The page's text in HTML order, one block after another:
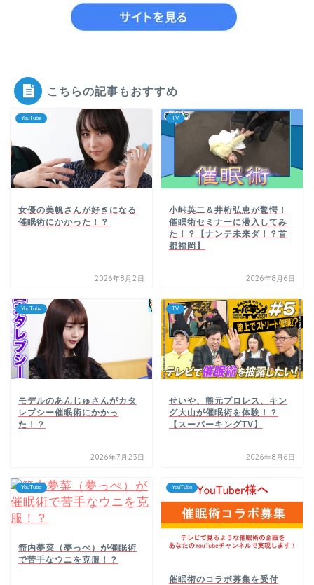
こちらの記事もおすすめ
YouTube
女優の美帆さんが好きになる
催眠術にかかった！？
2026年8月2日
TV
小峠英二＆井桁弘恵が驚愕！
催眠術セミナーに潜入してみ
た！？【ナンテ未来ダ！？首
都福岡】
2026年8月6日
YouTube
モデルのあんじゅさんがカタ
レプシー催眠術にかかっ
た！？
2026年7月23日
TV
せいや、熊元プロレス、キン
グ大山が催眠術を体験！？
【スーパーキングTV】
2026年8月6日
YouTube
箭内夢菜（夢っぺ）が催眠術
で苦手なウニを克服！？
YouTube
催眠術のコラボ募集を受付